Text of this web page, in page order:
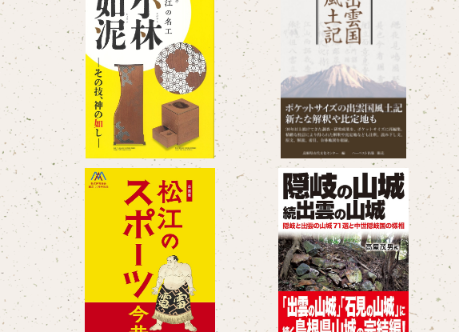
松江の名工・小林如泥−その
技、神の如し−
¥1,100
出雲国風土記
¥1,650
松江のスポーツ今昔
¥1,100
隠岐の山城・続出雲の山城 -
隠岐と出雲の山城71選と中世
隠岐国の様相
¥2,200